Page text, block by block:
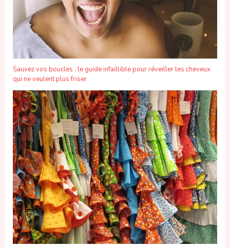
Sauvez vos boucles : le guide infaillible pour réveiller les cheveux
qui ne veulent plus friser